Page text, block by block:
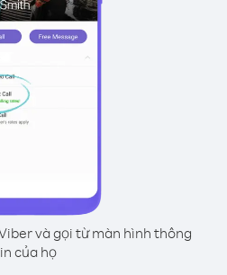
và gọi từ màn hình thông
của họ